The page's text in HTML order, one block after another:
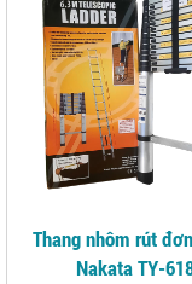
Thang nhôm rút
Nakata TY-